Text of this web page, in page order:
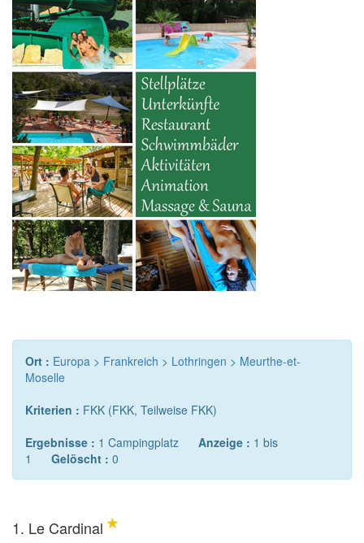
Ort : Europa > Frankreich > Lothringen > Meurthe-et-
Moselle
Kriterien : FKK (FKK, Teilweise FKK)
Ergebnisse : 1 Campingplatz Anzeige : 1 bis
1 Gelöscht : 0
1. Le Cardinal